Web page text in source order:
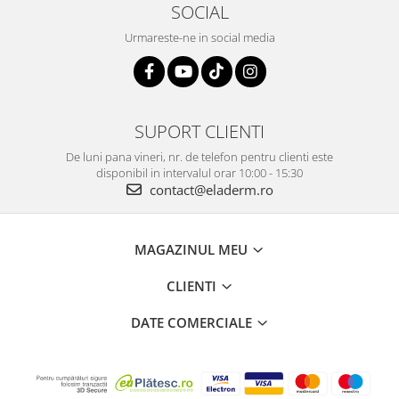
SOCIAL
Urmareste-ne in social media
SUPORT CLIENTI
De luni pana vineri, nr. de telefon pentru clienti este
disponibil in intervalul orar 10:00 - 15:30
contact@eladerm.ro
MAGAZINUL MEU
CLIENTI
DATE COMERCIALE